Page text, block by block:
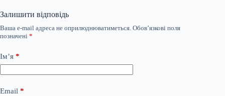
Залишити відповідь
Ваша e-mail адреса не оприлюднюватиметься. Обов’язкові поля
позначені *
Ім’я *
Email *